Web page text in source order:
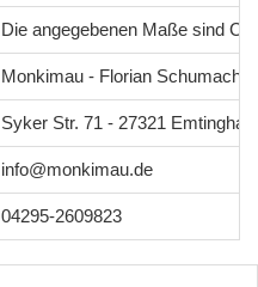
Die angegebenen Maße sind
Monkimau - Florian Schumacher
Syker Str. 71 - 27321
info@monkimau.de
04295-2609823